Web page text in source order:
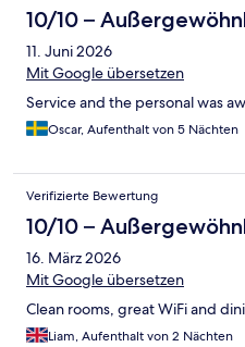
10/10 –
11. Juni 2026
Mit Google übersetzen
Service and the personal was
Oscar, Aufenthalt von 5 Nächten
Verifizierte Bewertung
10/10 –
16. März 2026
Mit Google übersetzen
Clean rooms, great WiFi and
Liam, Aufenthalt von 2 Nächten